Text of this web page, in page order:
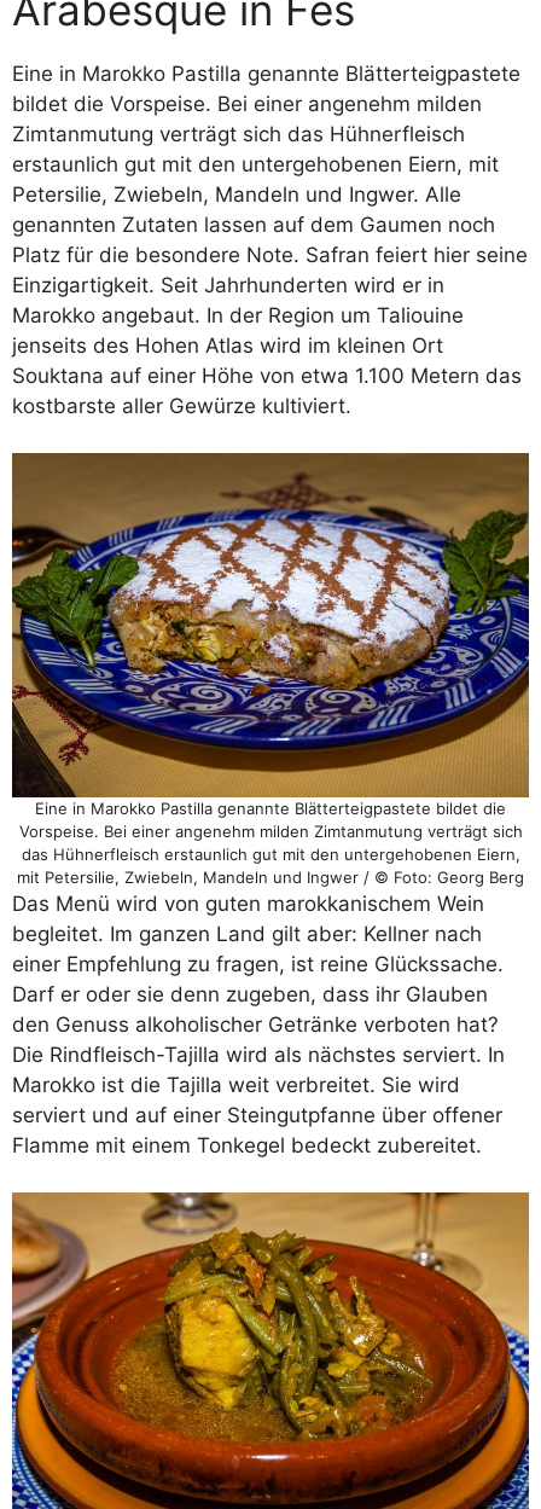
Arabesque in Fès
Eine in Marokko Pastilla genannte Blätterteigpastete
bildet die Vorspeise. Bei einer angenehm milden
Zimtanmutung verträgt sich das Hühnerfleisch
erstaunlich gut mit den untergehobenen Eiern, mit
Petersilie, Zwiebeln, Mandeln und Ingwer. Alle
genannten Zutaten lassen auf dem Gaumen noch
Platz für die besondere Note. Safran feiert hier seine
Einzigartigkeit. Seit Jahrhunderten wird er in
Marokko angebaut. In der Region um Taliouine
jenseits des Hohen Atlas wird im kleinen Ort
Souktana auf einer Höhe von etwa 1.100 Metern das
kostbarste aller Gewürze kultiviert.
Eine in Marokko Pastilla genannte Blätterteigpastete bildet die
Vorspeise. Bei einer angenehm milden Zimtanmutung verträgt sich
das Hühnerfleisch erstaunlich gut mit den untergehobenen Eiern,
mit Petersilie, Zwiebeln, Mandeln und Ingwer / © Foto: Georg Berg
Das Menü wird von guten marokkanischem Wein
begleitet. Im ganzen Land gilt aber: Kellner nach
einer Empfehlung zu fragen, ist reine Glückssache.
Darf er oder sie denn zugeben, dass ihr Glauben
den Genuss alkoholischer Getränke verboten hat?
Die Rindfleisch-Tajilla wird als nächstes serviert. In
Marokko ist die Tajilla weit verbreitet. Sie wird
serviert und auf einer Steingutpfanne über offener
Flamme mit einem Tonkegel bedeckt zubereitet.